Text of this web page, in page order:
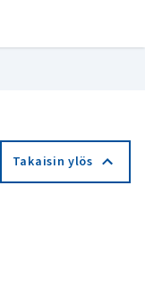
Takaisin ylös